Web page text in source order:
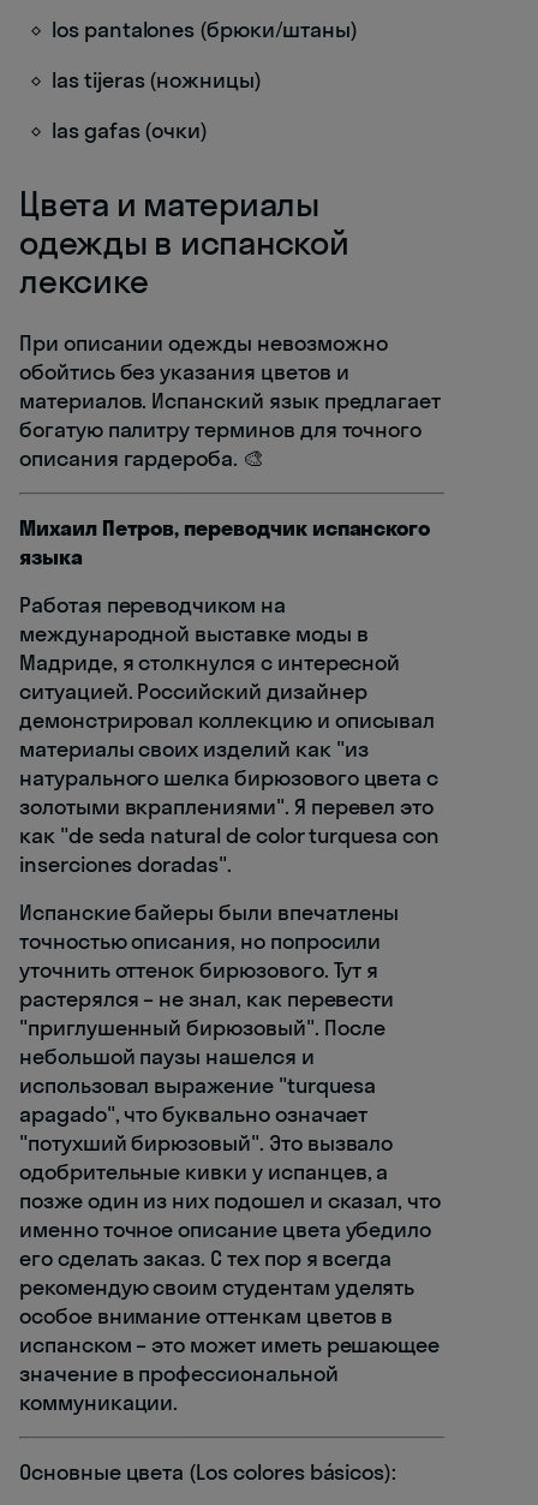
los pantalones (брюки/штаны)
las tijeras (ножницы)
las gafas (очки)
Цвета и материалы
одежды в испанской
лексике
При описании одежды невозможно
обойтись без указания цветов и
материалов. Испанский язык предлагает
богатую палитру терминов для точного
описания гардероба. 🎨
Михаил Петров, переводчик испанского
языка
Работая переводчиком на
международной выставке моды в
Мадриде, я столкнулся с интересной
ситуацией. Российский дизайнер
демонстрировал коллекцию и описывал
материалы своих изделий как "из
натурального шелка бирюзового цвета с
золотыми вкраплениями". Я перевел это
как "de seda natural de color turquesa con
inserciones doradas".
Испанские байеры были впечатлены
точностью описания, но попросили
уточнить оттенок бирюзового. Тут я
растерялся – не знал, как перевести
"приглушенный бирюзовый". После
небольшой паузы нашелся и
использовал выражение "turquesa
apagado", что буквально означает
"потухший бирюзовый". Это вызвало
одобрительные кивки у испанцев, а
позже один из них подошел и сказал, что
именно точное описание цвета убедило
его сделать заказ. С тех пор я всегда
рекомендую своим студентам уделять
особое внимание оттенкам цветов в
испанском – это может иметь решающее
значение в профессиональной
коммуникации.
Основные цвета (Los colores básicos):